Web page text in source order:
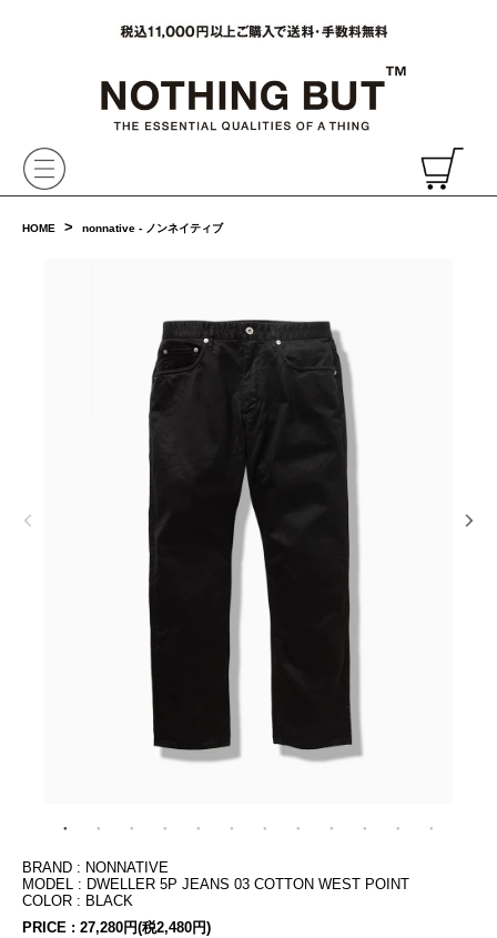
HOME > nonnative - ノンネイティブ
BRAND : NONNATIVE
MODEL : DWELLER 5P JEANS 03 COTTON WEST POINT
COLOR : BLACK
PRICE : 27,280円(税2,480円)